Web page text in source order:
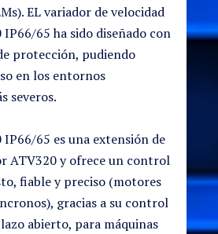
EL variador de velocidad
65 ha sido diseñado con
protección, pudiendo
en los entornos
severos.
65 es una extensión de
ATV320 y ofrece un control
fiable y preciso (motores
gracias a su control
abierto, para máquinas